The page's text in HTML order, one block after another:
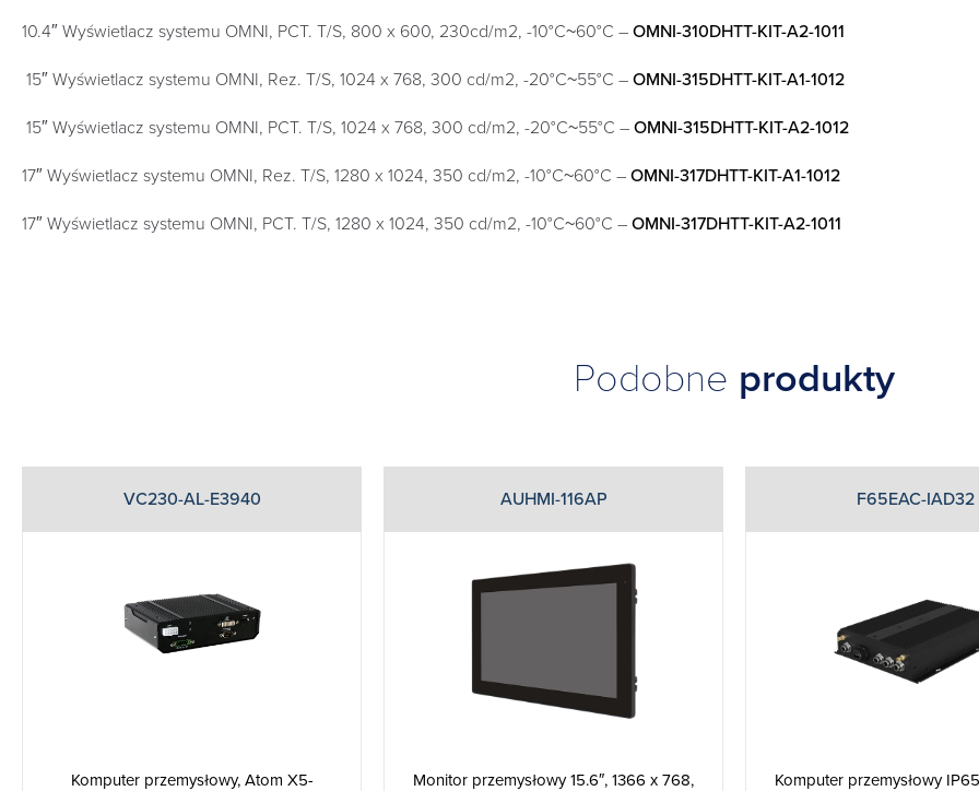
10.4″ Wyświetlacz systemu OMNI, PCT. T/S, 800 x 600, 230cd/m2, -10°C~60°C – OMNI-310DHTT-KIT-A2-1011
15″ Wyświetlacz systemu OMNI, Rez. T/S, 1024 x 768, 300 cd/m2, -20°C~55°C – OMNI-315DHTT-KIT-A1-1012
15″ Wyświetlacz systemu OMNI, PCT. T/S, 1024 x 768, 300 cd/m2, -20°C~55°C – OMNI-315DHTT-KIT-A2-1012
17″ Wyświetlacz systemu OMNI, Rez. T/S, 1280 x 1024, 350 cd/m2, -10°C~60°C – OMNI-317DHTT-KIT-A1-1012
17″ Wyświetlacz systemu OMNI, PCT. T/S, 1280 x 1024, 350 cd/m2, -10°C~60°C – OMNI-317DHTT-KIT-A2-1011
Podobne produkty
VC230-AL-E3940
Komputer przemysłowy, Atom X5-
AUHMI-116AP
Monitor przemysłowy 15.6″, 1366 x 768,
F65EAC-IAD32
Komputer przemysłowy